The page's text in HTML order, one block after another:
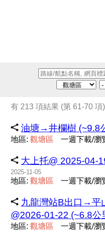
有 213 項結果 (第 61-70 項)
油塘→井欄樹 (~9.8
地區:觀塘區 一週下載/瀏
大上托@ 2025-04-
2025-11-05
地區:觀塘區 一週下載/瀏
九龍灣站B出口→
@2026-01-22 (~6.8公
地區:觀塘區 一週下載/瀏